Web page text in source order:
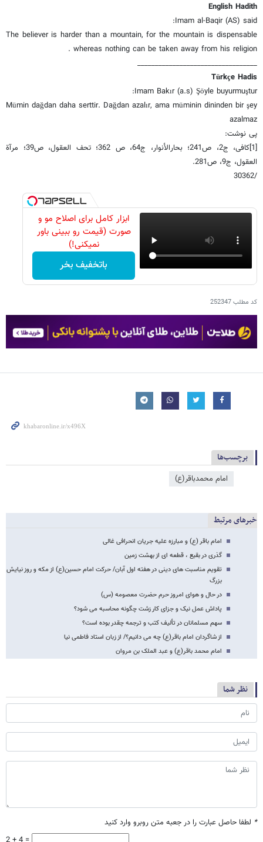
English Hadith
Imam al-Baqir (AS) said:
The believer is harder than a mountain, for the mountain is dispensable
whereas nothing can be taken away from his religion .
__________________________________
Türkçe Hadis
Imam Bakır (a.s) Şöyle buyurmuştur:
Mümin dağdan daha serttir. Dağdan azalır, ama müminin dininden bir şey
azalmaz
پی نوشت:
[1]کافی، ج‏2، ص241؛ بحارالأنوار، ج‏64، ص 362؛ تحف العقول، ص39؛ مرآة
العقول، ج‏9، ص281.
/30362
ابزار کامل برای اصلاح مو و
صورت (قیمت رو ببینی باور
نمیکنی!)
باتخفیف بخر
کد مطلب252347
برچسب‌ها
امام محمدباقر(ع)
خبرهای مرتبط
امام باقر (ع) و مبارزه علیه جریان انحرافی غالی
گذری در بقیع ، قطعه ای از بهشت زمین
تقویم مناسبت های دینی در هفته اول آبان/ حرکت امام حسین(ع) از مکه و روز نیایش
بزرگ
در حال و هوای امروز حرم حضرت معصومه (س)
پاداش عمل نیک و جزای کار زشت چگونه محاسبه می شود؟
سهم مسلمانان در تألیف کتب و ترجمه چقدر بوده است؟
از شاگردان امام باقر(ع) چه می دانیم؟/ از زبان استاد فاطمی نیا
امام محمد باقر(ع) و عبد الملک بن مروان
نظر شما
* لطفا حاصل عبارت را در جعبه متن روبرو وارد کنید